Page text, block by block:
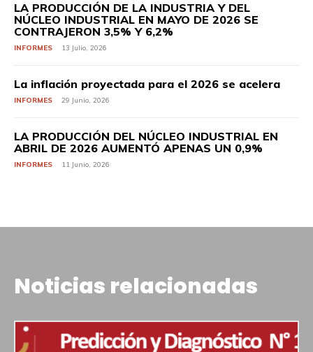
LA PRODUCCIÓN DE LA INDUSTRIA Y DEL
NÚCLEO INDUSTRIAL EN MAYO DE 2026 SE
CONTRAJERON 3,5% Y 6,2%
INFORMES 13 Julio, 2026
La inflación proyectada para el 2026 se acelera
INFORMES 29 Junio, 2026
LA PRODUCCIÓN DEL NÚCLEO INDUSTRIAL EN
ABRIL DE 2026 AUMENTÓ APENAS UN 0,9%
INFORMES 11 Junio, 2026
Noticias relacionadas